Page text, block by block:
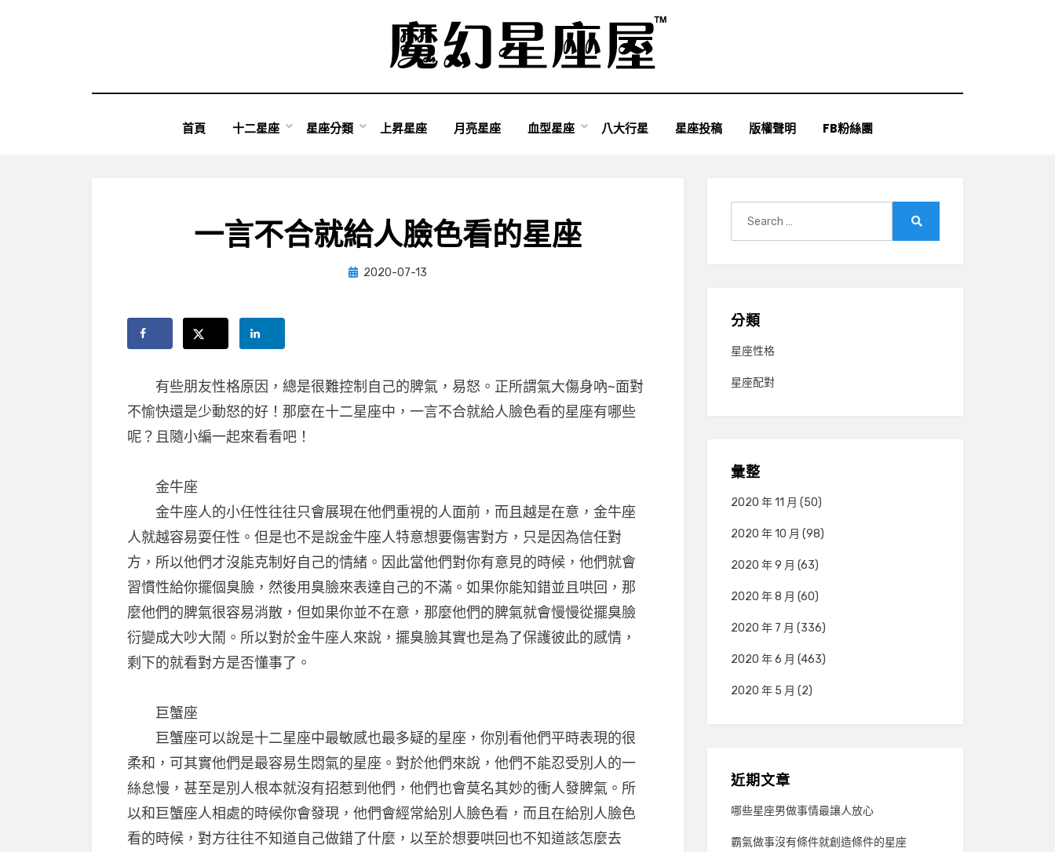
首頁 十二星座 星座分類 上昇星座 月亮星座 血型星座 八大行星 星座投稿 版權聲明 FB粉絲團
一言不合就給人臉色看的星座
by小編
Posted
2020-07-13
有些朋友性格原因，總是很難控制自己的脾氣，易怒。正所謂氣大傷身吶~面對
不愉快還是少動怒的好！那麼在十二星座中，一言不合就給人臉色看的星座有哪些
呢？且隨小編一起來看看吧！
金牛座
金牛座人的小任性往往只會展現在他們重視的人面前，而且越是在意，金牛座
人就越容易耍任性。但是也不是說金牛座人特意想要傷害對方，只是因為信任對
方，所以他們才沒能克制好自己的情緒。因此當他們對你有意見的時候，他們就會
習慣性給你擺個臭臉，然後用臭臉來表達自己的不滿。如果你能知錯並且哄回，那
麼他們的脾氣很容易消散，但如果你並不在意，那麼他們的脾氣就會慢慢從擺臭臉
衍變成大吵大鬧。所以對於金牛座人來說，擺臭臉其實也是為了保護彼此的感情，
剩下的就看對方是否懂事了。
巨蟹座
巨蟹座可以說是十二星座中最敏感也最多疑的星座，你別看他們平時表現的很
柔和，可其實他們是最容易生悶氣的星座。對於他們來說，他們不能忍受別人的一
絲怠慢，甚至是別人根本就沒有招惹到他們，他們也會莫名其妙的衝人發脾氣。所
以和巨蟹座人相處的時候你會發現，他們會經常給別人臉色看，而且在給別人臉色
看的時候，對方往往不知道自己做錯了什麼，以至於想要哄回也不知道該怎麼去
分類
星座性格
星座配對
彙整
2020 年 11 月 (50)
2020 年 10 月 (98)
2020 年 9 月 (63)
2020 年 8 月 (60)
2020 年 7 月 (336)
2020 年 6 月 (463)
2020 年 5 月 (2)
近期文章
哪些星座男做事情最讓人放心
霸氣做事沒有條件就創造條件的星座